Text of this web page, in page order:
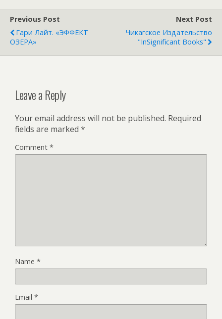
Previous Post
Гари Лайт. «ЭФФЕКТ
ОЗЕРА»
Next Post
Чикагское Издательство
"InSignificant Books"
Leave a Reply
Your email address will not be published. Required
fields are marked *
Comment *
Name *
Email *